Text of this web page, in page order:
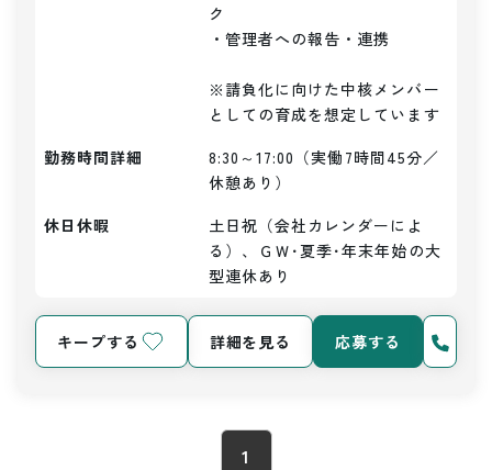
ク
・管理者への報告・連携
※請負化に向けた中核メンバー
としての育成を想定しています
勤務時間詳細
8:30～17:00（実働7時間45分／
休憩あり）
休日休暇
土日祝（会社カレンダーによ
る）、ＧＷ･夏季･年末年始の大
型連休あり
キープする 詳細を見る 応募する
1